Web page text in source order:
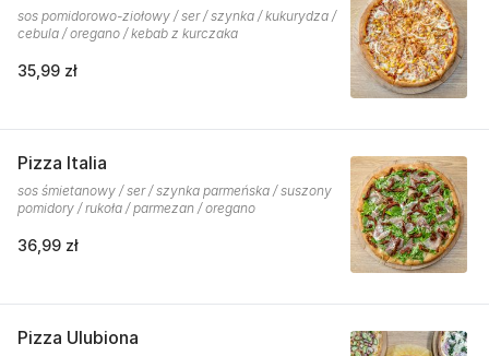
sos pomidorowo-ziołowy / ser / szynka / kukurydza /
cebula / oregano / kebab z kurczaka
35,99 zł
Pizza Italia
sos śmietanowy / ser / szynka parmeńska / suszony
pomidory / rukoła / parmezan / oregano
36,99 zł
Pizza Ulubiona